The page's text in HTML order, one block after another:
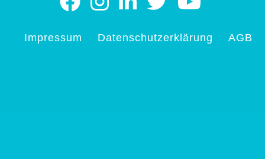
Impressum Datenschutzerklärung AGB